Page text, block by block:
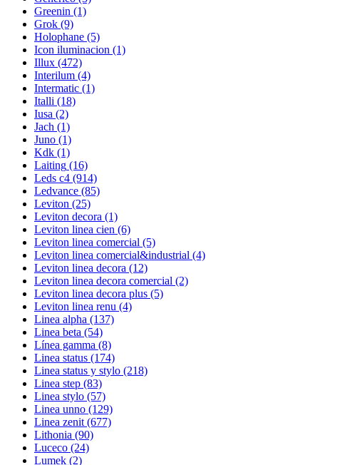
Greenin (1)
Grok (9)
Holophane (5)
Icon iluminacion (1)
Illux (472)
Interilum (4)
Intermatic (1)
Italli (18)
Iusa (2)
Jach (1)
Juno (1)
Kdk (1)
Laiting (16)
Leds c4 (914)
Ledvance (85)
Leviton (25)
Leviton decora (1)
Leviton linea cien (6)
Leviton linea comercial (5)
Leviton linea comercial&industrial (4)
Leviton linea decora (12)
Leviton linea decora comercial (2)
Leviton linea decora plus (5)
Leviton linea renu (4)
Linea alpha (137)
Linea beta (54)
Línea gamma (8)
Linea status (174)
Linea status y stylo (218)
Linea step (83)
Linea stylo (57)
Linea unno (129)
Linea zenit (677)
Lithonia (90)
Luceco (24)
Lumek (2)